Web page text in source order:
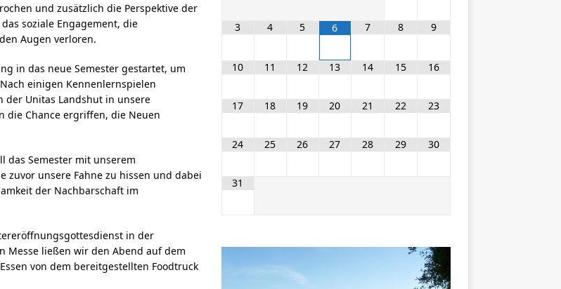
und zusätzlich die Perspektive der
soziale Engagement, die
Augen verloren.
in das neue Semester gestartet, um
einigen Kennenlernspielen
der Unitas Landshut in unsere
die Chance ergriffen, die Neuen
das Semester mit unserem
zuvor unsere Fahne zu hissen und dabei
der Nachbarschaft im
in der
Messe ließen wir den Abend auf dem
von dem bereitgestellten Foodtruck
3 4 5 6 7 8 9
10 11 12 13 14 15 16
17 18 19 20 21 22 23
24 25 26 27 28 29 30
31